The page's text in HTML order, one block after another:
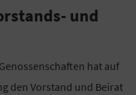
und
hat auf
den Vorstand und Beirat